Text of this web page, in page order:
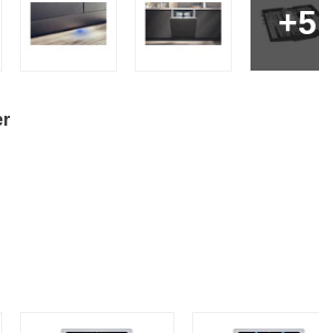
+5